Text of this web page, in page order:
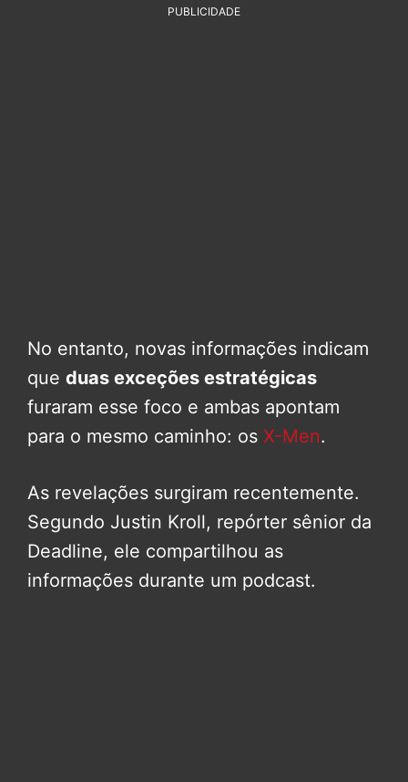
PUBLICIDADE
No entanto, novas informações indicam
que duas exceções estratégicas
furaram esse foco e ambas apontam
para o mesmo caminho: os X-Men.
As revelações surgiram recentemente.
Segundo Justin Kroll, repórter sênior da
Deadline, ele compartilhou as
informações durante um podcast.